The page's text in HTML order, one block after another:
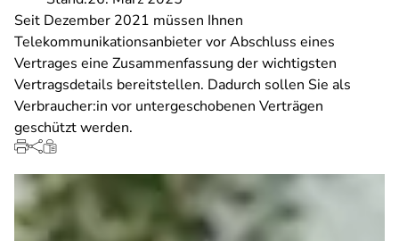
Seit Dezember 2021 müssen Ihnen
Telekommunikationsanbieter vor Abschluss eines
Vertrages eine Zusammenfassung der wichtigsten
Vertragsdetails bereitstellen. Dadurch sollen Sie als
Verbraucher:in vor untergeschobenen Verträgen
geschützt werden.